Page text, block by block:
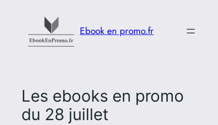
contenu
Ebook en promo.fr
Les ebooks en promo
du 28 juillet